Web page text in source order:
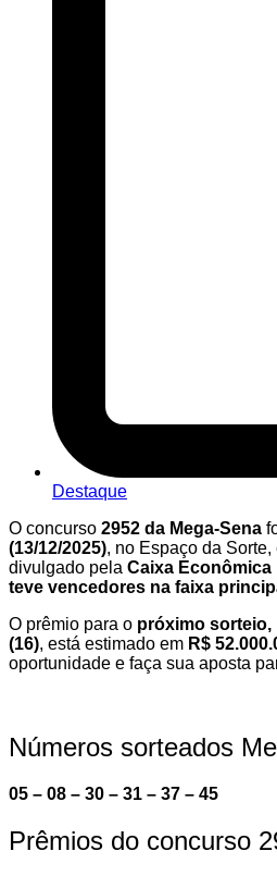
Destaque
O concurso 2952 da Mega-Sena
(13/12/2025), no Espaço da
divulgado pela Caixa Econômica
teve vencedores na faixa
O prêmio para o próximo sorteio,
(16), está estimado em R$
oportunidade e faça sua aposta
Números sorteados
05 – 08 – 30 – 31 – 37 – 45
Prêmios do concurso